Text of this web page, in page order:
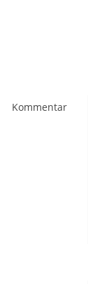
Kommentar